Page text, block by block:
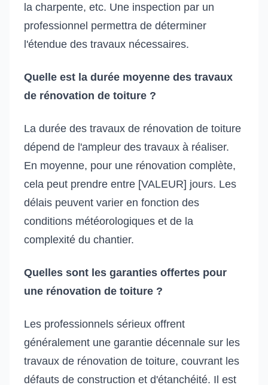
la charpente, etc. Une inspection par un
professionnel permettra de déterminer
l'étendue des travaux nécessaires.
Quelle est la durée moyenne des travaux
de rénovation de toiture ?
La durée des travaux de rénovation de toiture
dépend de l'ampleur des travaux à réaliser.
En moyenne, pour une rénovation complète,
cela peut prendre entre [VALEUR] jours. Les
délais peuvent varier en fonction des
conditions météorologiques et de la
complexité du chantier.
Quelles sont les garanties offertes pour
une rénovation de toiture ?
Les professionnels sérieux offrent
généralement une garantie décennale sur les
travaux de rénovation de toiture, couvrant les
défauts de construction et d'étanchéité. Il est